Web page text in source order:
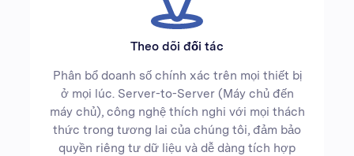
Theo dõi đối tác
Phân bổ doanh số chính xác trên mọi thiết bị
ở mọi lúc. Server-to-Server (Máy chủ đến
máy chủ), công nghệ thích nghi với mọi thách
thức trong tương lai của chúng tôi, đảm bảo
quyền riêng tư dữ liệu và dễ dàng tích hợp